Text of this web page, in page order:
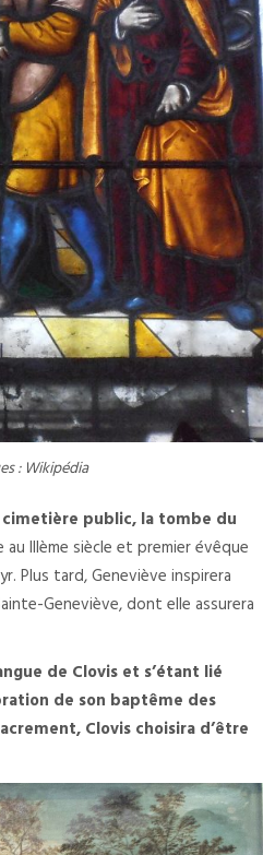
: Wikipédia
cimetière public, la tombe du
IIIème siècle et premier évêque
Plus tard, Geneviève inspirera
Geneviève, dont elle assurera
de Clovis et s’étant lié
de son baptême des
Clovis choisira d’être